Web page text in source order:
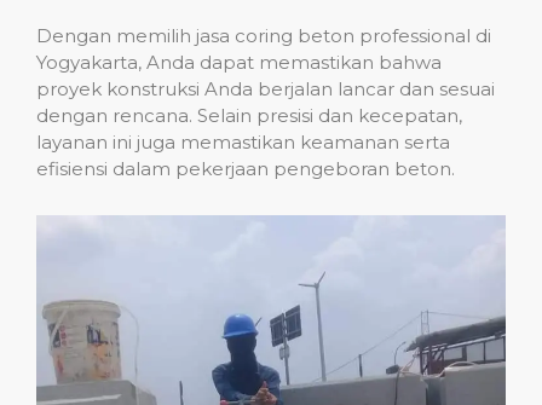
Dengan memilih jasa coring beton professional di
Yogyakarta, Anda dapat memastikan bahwa
proyek konstruksi Anda berjalan lancar dan sesuai
dengan rencana. Selain presisi dan kecepatan,
layanan ini juga memastikan keamanan serta
efisiensi dalam pekerjaan pengeboran beton.